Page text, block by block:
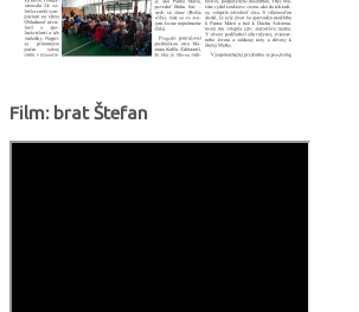
Film: brat Štefan